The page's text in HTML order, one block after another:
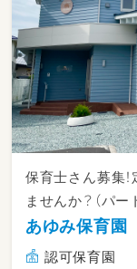
保育士さん募集
ませんか？（パー
あゆみ保育園
認可保育園